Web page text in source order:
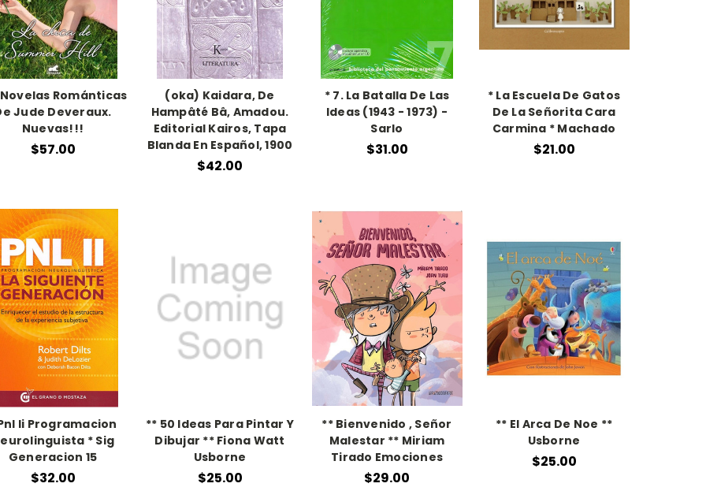
Románticas
Jude Deveraux.
Nuevas!!!
$57.00
(oka) Kaidara, De
Hampâté Bâ, Amadou.
Editorial Kairos, Tapa
Blanda En Español, 1900
$42.00
* 7. La Batalla De Las
Ideas (1943 - 1973) -
Sarlo
$31.00
* La Escuela De Gatos
De La Señorita Cara
Carmina * Machado
$21.00
Ii Programacion
* Sig
Generacion 15
$32.00
** 50 Ideas Para Pintar Y
Dibujar ** Fiona Watt
Usborne
$25.00
** Bienvenido , Señor
Malestar ** Miriam
Tirado Emociones
$29.00
** El Arca De Noe **
Usborne
$25.00